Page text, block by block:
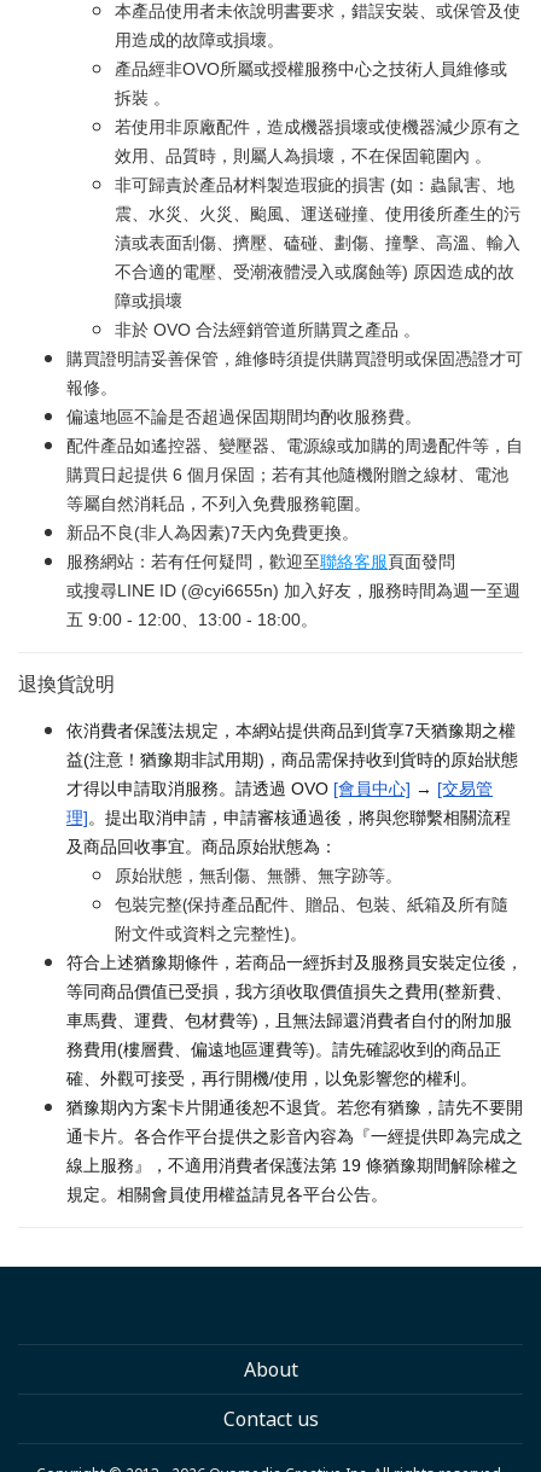
本產品使用者未依說明書要求，錯誤安裝、或保管及使
用造成的故障或損壞。
產品經非OVO所屬或授權服務中心之技術人員維修或
拆裝 。
若使用非原廠配件，造成機器損壞或使機器減少原有之
效用、品質時，則屬人為損壞，不在保固範圍內 。
非可歸責於產品材料製造瑕疵的損害 (如：蟲鼠害、地
震、水災、火災、颱風、運送碰撞、使用後所產生的污
漬或表面刮傷、擠壓、磕碰、劃傷、撞擊、高溫、輸入
不合適的電壓、受潮液體浸入或腐蝕等) 原因造成的故
障或損壞
非於 OVO 合法經銷管道所購買之產品 。
購買證明請妥善保管，維修時須提供購買證明或保固憑證才可
報修。
偏遠地區不論是否超過保固期間均酌收服務費。
配件產品如遙控器、變壓器、電源線或加購的周邊配件等，自
購買日起提供 6 個月保固；若有其他隨機附贈之線材、電池
等屬自然消耗品，不列入免費服務範圍。
新品不良(非人為因素)7天內免費更換。
服務網站：若有任何疑問，歡迎至聯絡客服頁面發問
或搜尋LINE ID (@cyi6655n) 加入好友，服務時間為週一至週
五 9:00 - 12:00、13:00 - 18:00。
退換貨說明
依消費者保護法規定，本網站提供商品到貨享7天猶豫期之權
益(注意！猶豫期非試用期)，商品需保持收到貨時的原始狀態
才得以申請取消服務。請透過 OVO [會員中心] → [交易管
理]。提出取消申請，申請審核通過後，將與您聯繫相關流程
及商品回收事宜。商品原始狀態為：
原始狀態，無刮傷、無髒、無字跡等。
包裝完整(保持產品配件、贈品、包裝、紙箱及所有隨
附文件或資料之完整性)。
符合上述猶豫期條件，若商品一經拆封及服務員安裝定位後，
等同商品價值已受損，我方須收取價值損失之費用(整新費、
車馬費、運費、包材費等)，且無法歸還消費者自付的附加服
務費用(樓層費、偏遠地區運費等)。請先確認收到的商品正
確、外觀可接受，再行開機/使用，以免影響您的權利。
猶豫期內方案卡片開通後恕不退貨。若您有猶豫，請先不要開
通卡片。各合作平台提供之影音內容為『一經提供即為完成之
線上服務』，不適用消費者保護法第 19 條猶豫期間解除權之
規定。相關會員使用權益請見各平台公告。
About
Contact us